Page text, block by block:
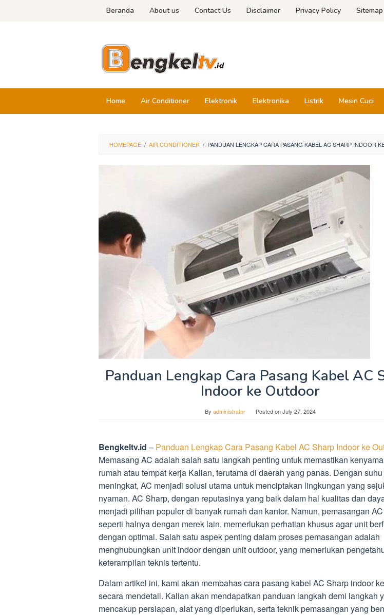
Beranda About us Contact Us Disclaimer Privacy Policy Sitemap
Home Air Conditioner Elektronik Elektronika Listrik Mesin Cuci
HOMEPAGE / AIR CONDITIONER / PANDUAN LENGKAP CARA PASANG KABEL AC SHARP INDOOR
Panduan Lengkap Cara Pasang Kabel AC
Indoor ke Outdoor
By administrator Posted onJuly 27, 2024
Bengkeltv.id – Panduan Lengkap Cara Pasang Kabel AC Sharp Indoor ke
Memasang AC adalah salah satu langkah penting untuk memastikan
rumah atau tempat kerja Kalian, terutama di daerah yang panas. Dengan
meningkat, AC menjadi solusi utama untuk menciptakan lingkungan yang
nyaman. AC Sharp, dengan reputasinya yang baik dalam hal kualitas dan
menjadi pilihan populer di banyak rumah dan kantor. Namun, pemasangan
seperti halnya dengan merek lain, memerlukan perhatian khusus agar unit
dengan optimal. Salah satu aspek penting dalam proses pemasangan adalah
menghubungkan unit indoor dengan unit outdoor, yang memerlukan
keterampilan teknis tertentu.
Dalam artikel ini, kami akan membahas cara pasang kabel AC Sharp indoor
secara mendetail. Kalian akan mendapatkan panduan langkah demi langkah
mencakup persiapan, alat yang diperlukan, serta teknik pemasangan yang